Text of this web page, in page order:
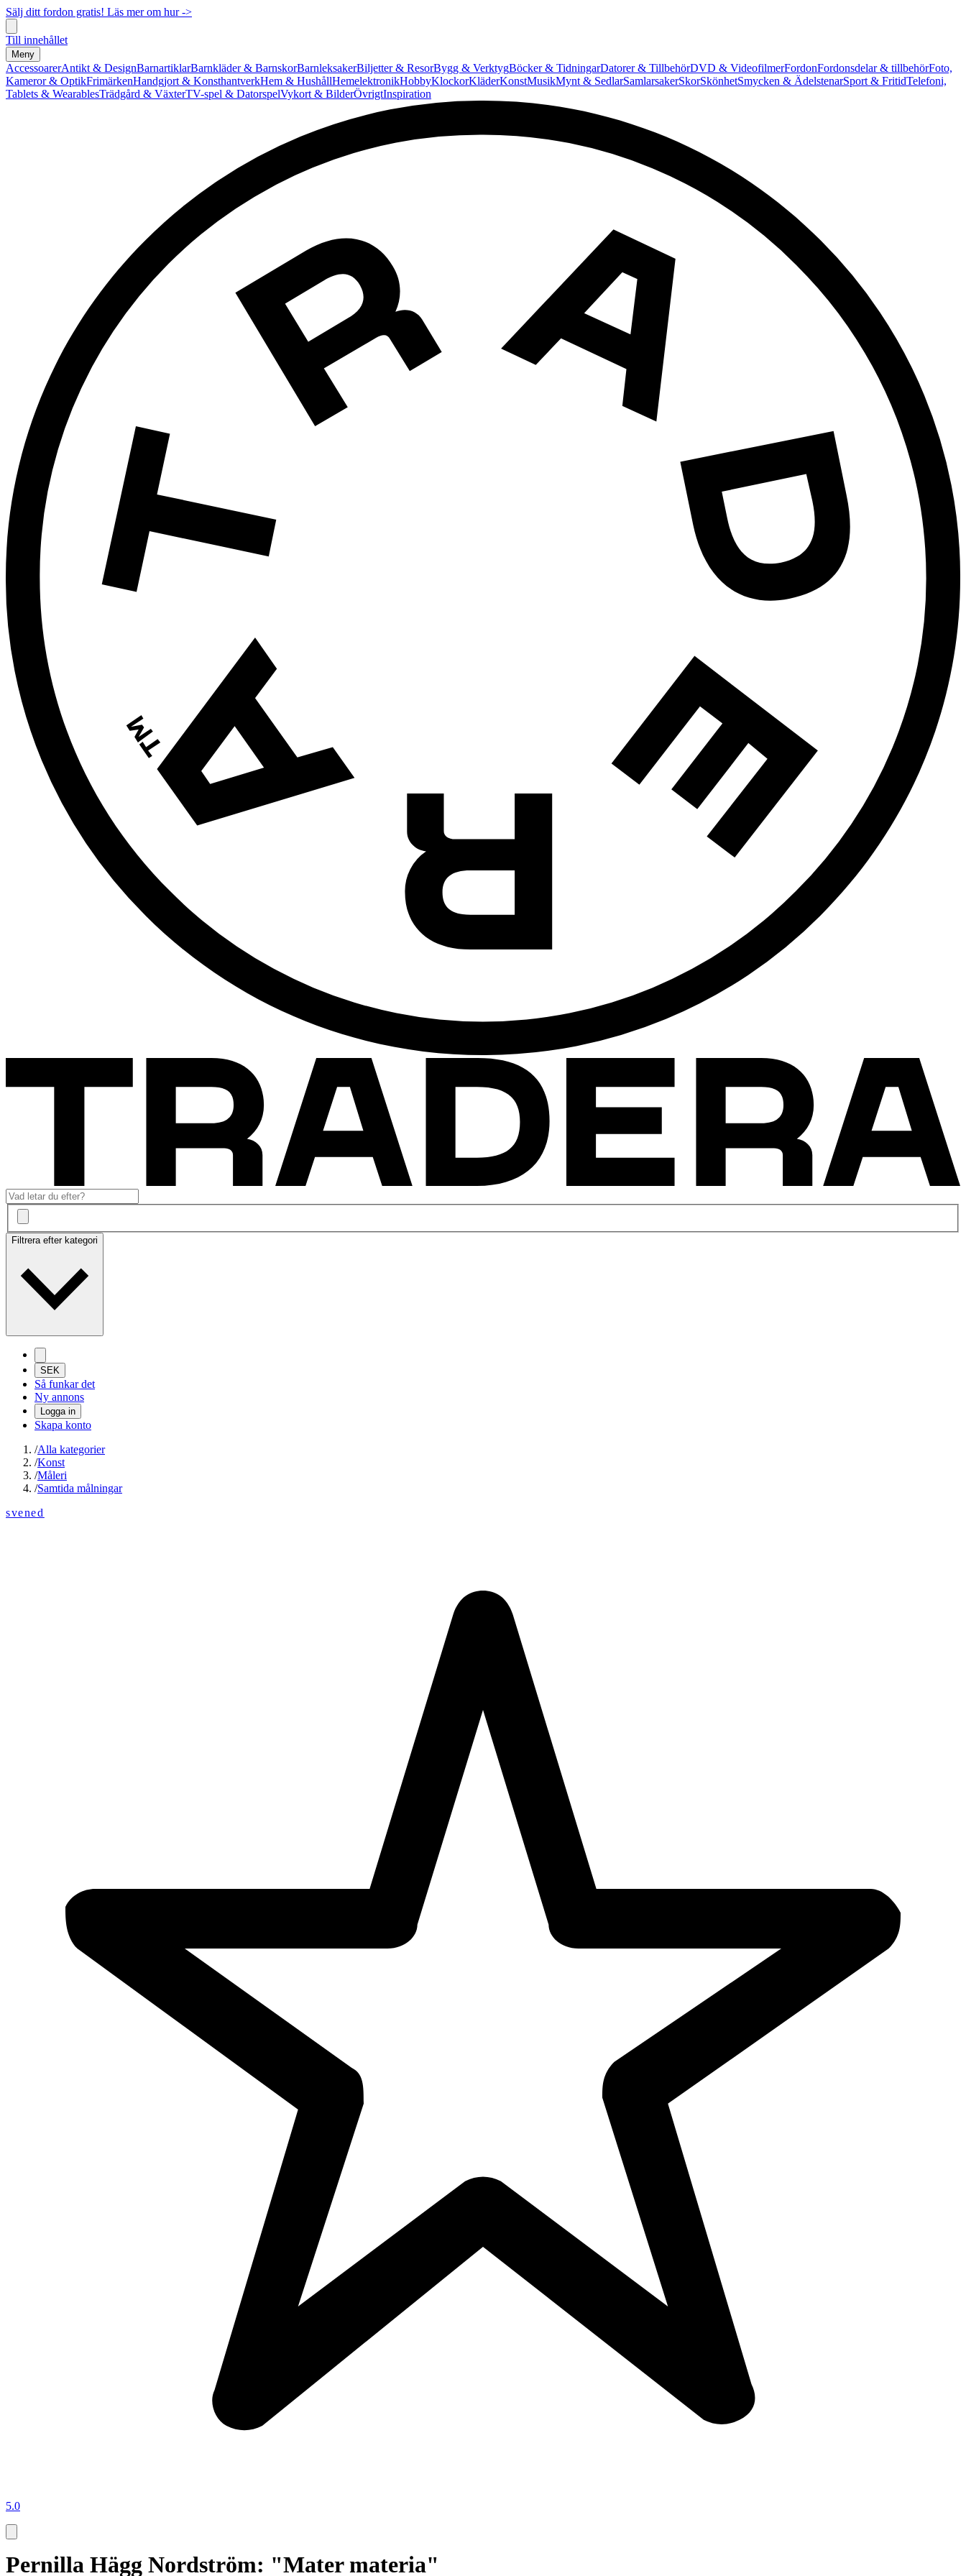
Sälj ditt fordon gratis! Läs mer om hur ->
Till innehållet
Meny
AccessoarerAntikt & DesignBarnartiklarBarnkläder & BarnskorBarnleksakerBiljetter & ResorBygg & VerktygBöcker & TidningarDatorer & TillbehörDVD & VideofilmerFordonFordonsdelar & tillbehörFoto,
Kameror & OptikFrimärkenHandgjort & KonsthantverkHem & HushållHemelektronikHobbyKlockorKläderKonstMusikMynt & SedlarSamlarsakerSkorSkönhetSmycken & ÄdelstenarSport & FritidTelefoni,
Tablets & WearablesTrädgård & VäxterTV-spel & DatorspelVykort & BilderÖvrigtInspiration
Filtrera efter kategori
SEK
Så funkar det
Ny annons
Logga in
Skapa konto
/Alla kategorier
/Konst
/Måleri
/Samtida målningar
svened
5.0
Pernilla Hägg Nordström: "Mater materia"